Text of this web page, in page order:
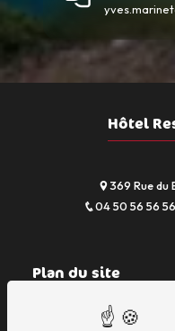
Hôtel
369 Rue du
04 50 56 56 56
Plan du site
Restaurant
Activités